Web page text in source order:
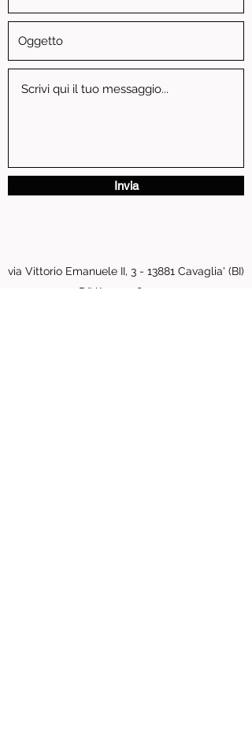
Invia
via Vittorio Emanuele II, 3 - 13881 Cavaglia' (BI)
P.IVA
01739810024